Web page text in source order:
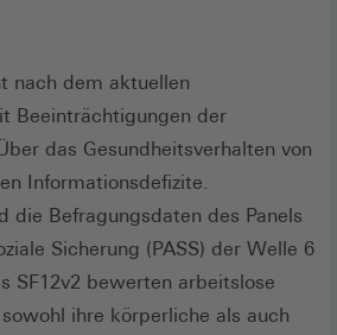
nach dem aktuellen
Beeinträchtigungen der
das Gesundheitsverhalten von
Informationsdefizite.
die Befragungsdaten des Panels
Sicherung (PASS) der Welle 6
SF12v2 bewerten arbeitslose
ihre körperliche als auch